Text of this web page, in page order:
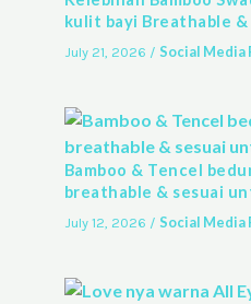
kulit bayi Breathable
July 21, 2026 / Social Media
Bamboo & Tencel
breathable & sesuai
July 12, 2026 / Social Media